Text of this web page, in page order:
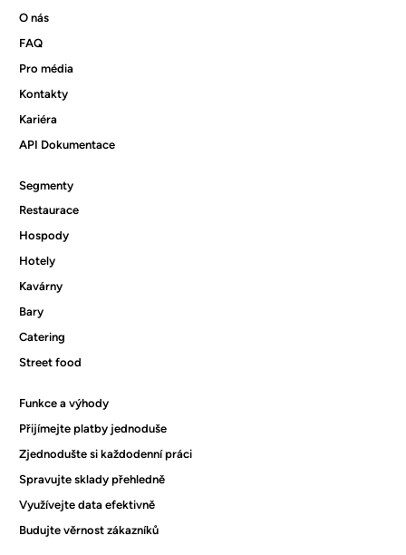
O nás
FAQ
Pro média
Kontakty
Kariéra
API Dokumentace
Segmenty
Restaurace
Hospody
Hotely
Kavárny
Bary
Catering
Street food
Funkce a výhody
Přijímejte platby jednoduše
Zjednodušte si každodenní práci
Spravujte sklady přehledně
Využívejte data efektivně
Budujte věrnost zákazníků